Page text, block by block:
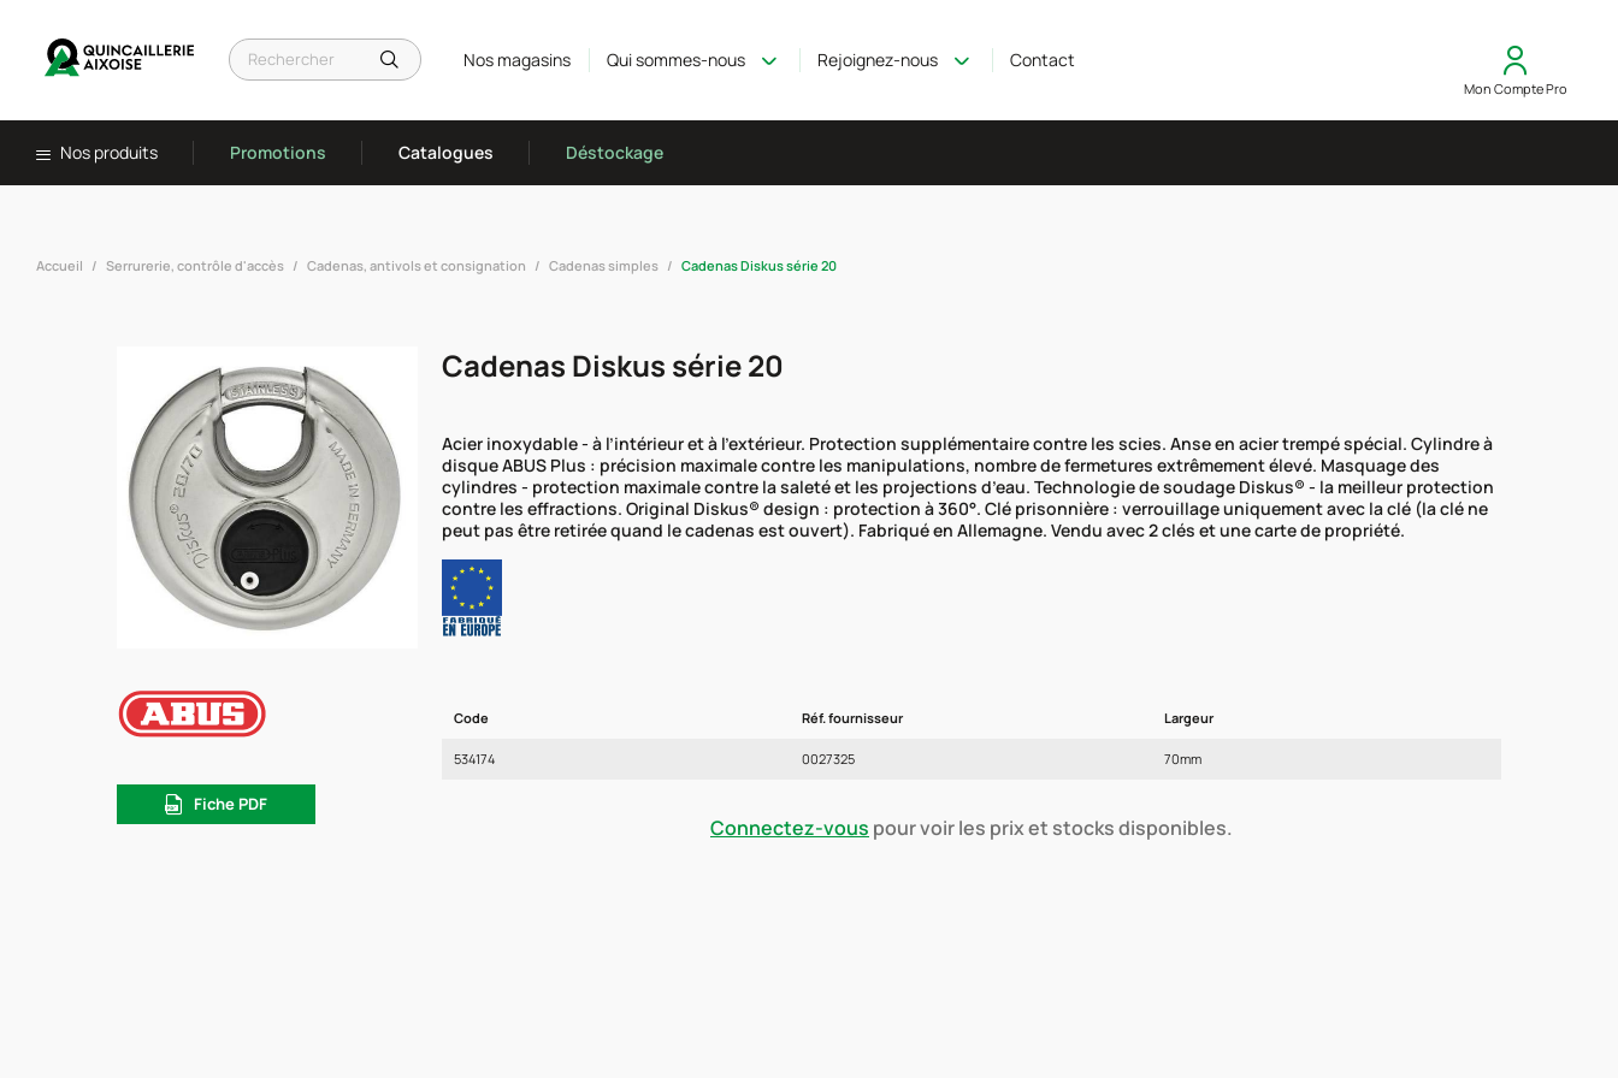
Nos magasins Qui sommes-nous Rejoignez-nous Contact
Mon Compte Pro
Nos produits Promotions Catalogues Déstockage
Accueil Serrurerie, contrôle d'accès Cadenas, antivols et consignation Cadenas simples Cadenas Diskus série 20
Fiche PDF
Cadenas Diskus série 20
Acier inoxydable - à l’intérieur et à l’extérieur. Protection supplémentaire contre les scies. Anse en acier trempé spécial. Cylindre à
disque ABUS Plus : précision maximale contre les manipulations, nombre de fermetures extrêmement élevé. Masquage des
cylindres - protection maximale contre la saleté et les projections d’eau. Technologie de soudage Diskus® - la meilleur protection
contre les effractions. Original Diskus® design : protection à 360°. Clé prisonnière : verrouillage uniquement avec la clé (la clé ne
peut pas être retirée quand le cadenas est ouvert). Fabriqué en Allemagne. Vendu avec 2 clés et une carte de propriété.
Code Réf. fournisseur Largeur
534174 0027325 70mm
Connectez-vous pour voir les prix et stocks disponibles.